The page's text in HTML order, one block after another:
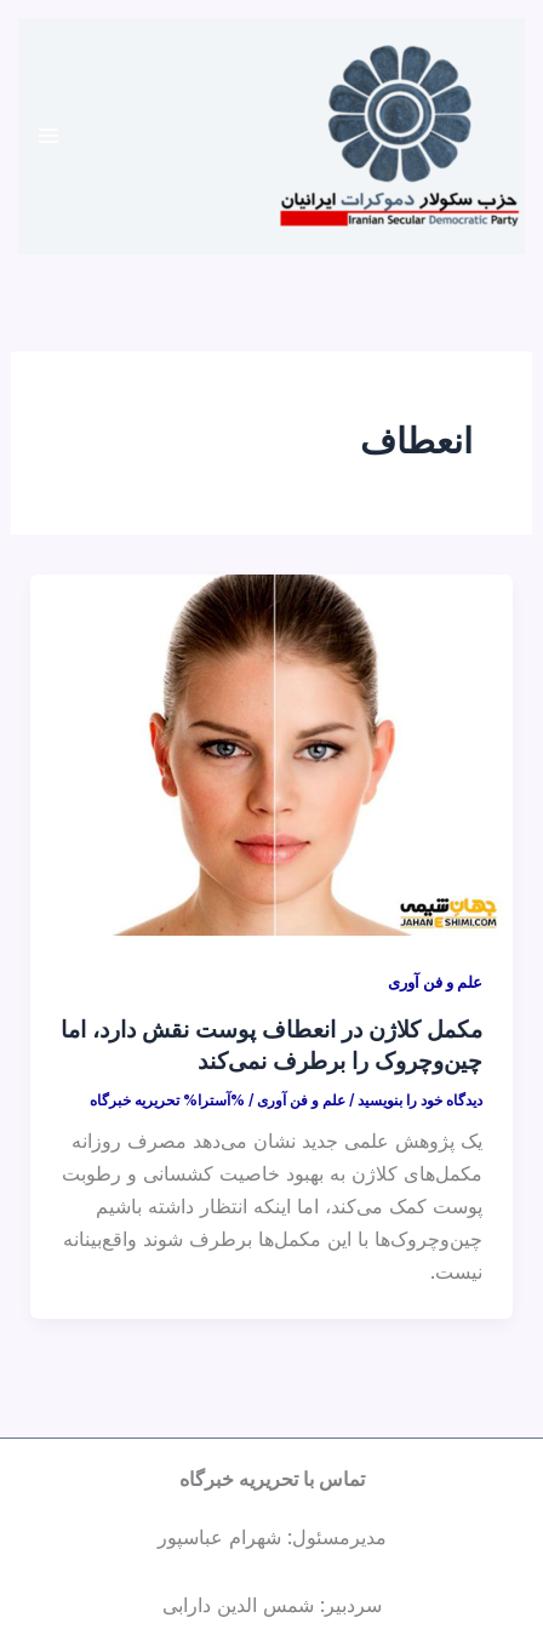
انعطاف
علم و فن آوری
مکمل کلاژن در انعطاف پوست نقش دارد، اما
چین‌وچروک را برطرف نمی‌کند
دیدگاه‌ خود را بنویسید / علم و فن آوری/ %آسترا% تحریریه خبرگاه
یک پژوهش علمی جدید نشان می‌دهد مصرف روزانه
مکمل‌های کلاژن به بهبود خاصیت کشسانی و رطوبت
پوست کمک می‌کند، اما اینکه انتظار داشته باشیم
چین‌وچروک‌ها با این مکمل‌ها برطرف شوند واقع‌بینانه
نیست.
تماس با تحریریه خبرگاه
مدیرمسئول: شهرام عباسپور
سردبیر: شمس الدین دارابی